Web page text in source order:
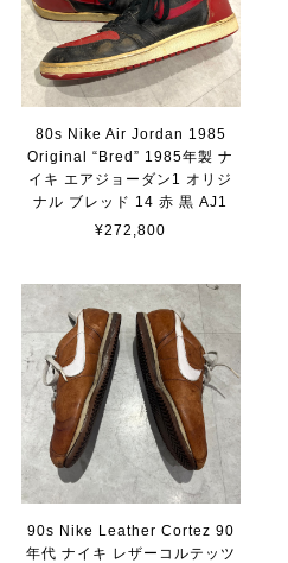
80s Nike Air Jordan 1985
Original “Bred” 1985年製 ナ
イキ エアジョーダン1 オリジ
ナル ブレッド 14 赤 黒 AJ1
¥272,800
90s Nike Leather Cortez 90
年代 ナイキ レザーコルテッツ